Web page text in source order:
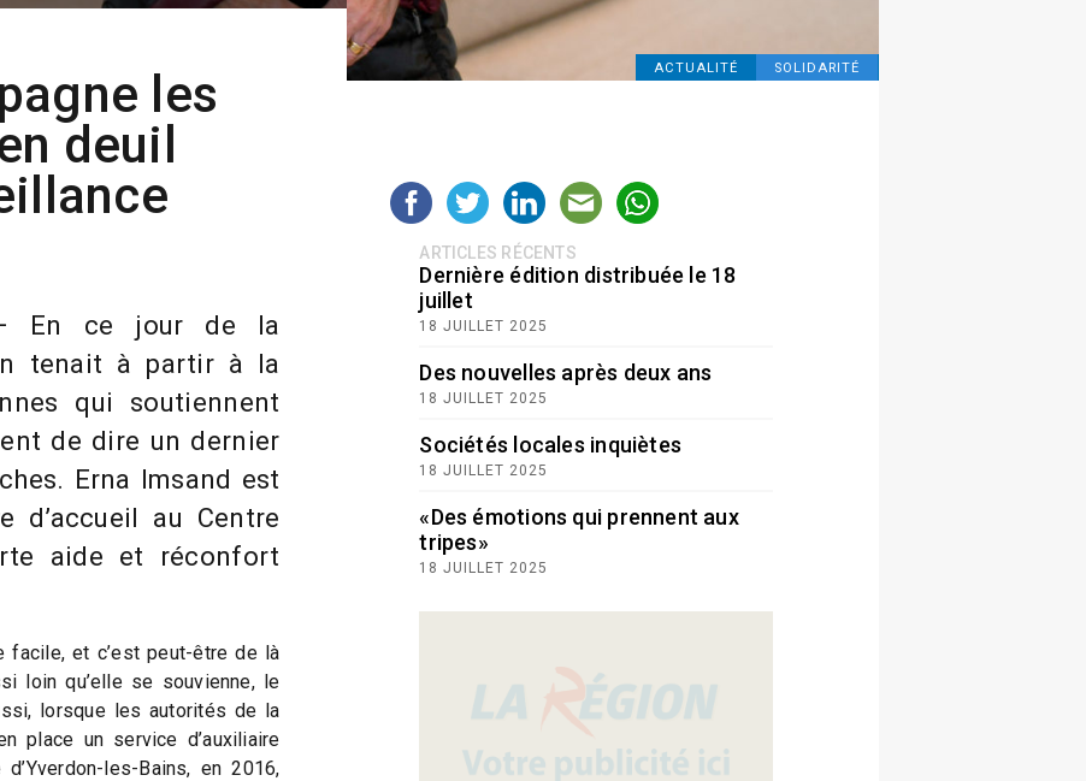
ACTUALITÉ SOLIDARITÉ
les
deuil
– En ce jour de la
tenait à partir à la
qui soutiennent
de dire un dernier
Erna Imsand est
d’accueil au Centre
aide et réconfort
facile, et c’est peut-être de là
loin qu’elle se souvienne, le
lorsque les autorités de la
place un service d’auxiliaire
les-Bains, en 2016,
ARTICLES RÉCENTS
Dernière édition distribuée le 18
juillet
18 JUILLET 2025
Des nouvelles après deux ans
18 JUILLET 2025
Sociétés locales inquiètes
18 JUILLET 2025
«Des émotions qui prennent aux
tripes»
18 JUILLET 2025